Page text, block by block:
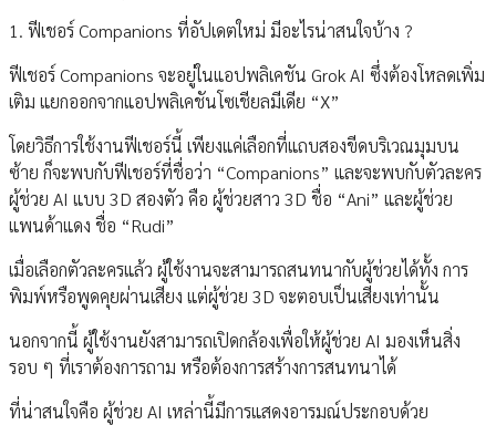
1. ฟีเชอร์ Companions ที่อัปเดตใหม่ มีอะไรน่าสนใจบ้าง ?
ฟีเชอร์ Companions จะอยู่ในแอปพลิเคชัน Grok AI ซึ่งต้องโหลดเพิ่ม
เติม แยกออกจากแอปพลิเคชันโซเชียลมีเดีย “X”
โดยวิธีการใช้งานฟีเชอร์นี้ เพียงแค่เลือกที่แถบสองขีดบริเวณมุมบน
ซ้าย ก็จะพบกับฟีเชอร์ที่ชื่อว่า “Companions” และจะพบกับตัวละคร
ผู้ช่วย AI แบบ 3D สองตัว คือ ผู้ช่วยสาว 3D ชื่อ “Ani” และผู้ช่วย
แพนด้าแดง ชื่อ “Rudi”
เมื่อเลือกตัวละครแล้ว ผู้ใช้งานจะสามารถสนทนากับผู้ช่วยได้ทั้ง การ
พิมพ์หรือพูดคุยผ่านเสียง แต่ผู้ช่วย 3D จะตอบเป็นเสียงเท่านั้น
นอกจากนี้ ผู้ใช้งานยังสามารถเปิดกล้องเพื่อให้ผู้ช่วย AI มองเห็นสิ่ง
รอบ ๆ ที่เราต้องการถาม หรือต้องการสร้างการสนทนาได้
ที่น่าสนใจคือ ผู้ช่วย AI เหล่านี้มีการแสดงอารมณ์ประกอบด้วย